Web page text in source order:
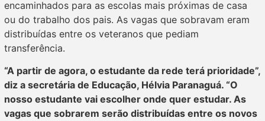
encaminhados para as escolas mais próximas de casa
ou do trabalho dos pais. As vagas que sobravam eram
distribuídas entre os veteranos que pediam
transferência.
“A partir de agora, o estudante da rede terá prioridade”,
diz a secretária de Educação, Hélvia Paranaguá. “O
nosso estudante vai escolher onde quer estudar. As
vagas que sobrarem serão distribuídas entre os novos